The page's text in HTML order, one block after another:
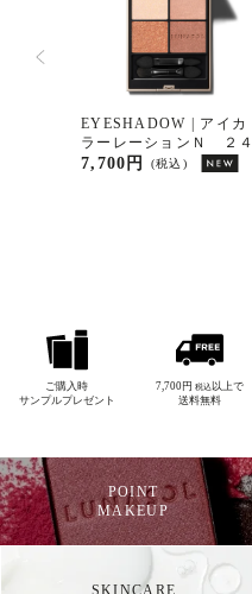
EYESHADOW | アイカ
ラーレーションＮ ２４
(税込)
7,700円
ご購入時
サンプルプレゼント
7,700円 税込以上で
送料無料
POINT
MAKEUP